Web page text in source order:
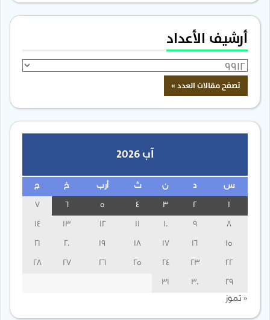
أرشيف الأعداد
آب 2026
س ن ث أرب خ ج
3
13
14
15
16
17
18
19
20
21
22
23
24
25
26
27
28
29
30
31
« تموز